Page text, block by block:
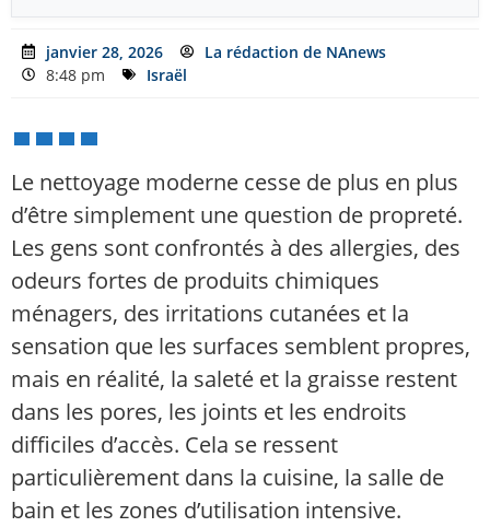
janvier 28, 2026
La rédaction de NAnews
8:48 pm
Israël
Le nettoyage moderne cesse de plus en plus
d’être simplement une question de propreté.
Les gens sont confrontés à des allergies, des
odeurs fortes de produits chimiques
ménagers, des irritations cutanées et la
sensation que les surfaces semblent propres,
mais en réalité, la saleté et la graisse restent
dans les pores, les joints et les endroits
difficiles d’accès. Cela se ressent
particulièrement dans la cuisine, la salle de
bain et les zones d’utilisation intensive.